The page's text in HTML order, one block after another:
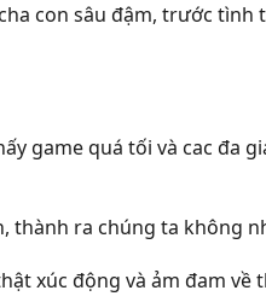
con sâu đậm, trước tình
game quá tối và cac đa
thành ra chúng ta không
xúc động và ảm đam về